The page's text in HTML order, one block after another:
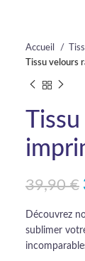
Accueil
Tissu
39,90€
Le prix initial
Le prix
Découvrez
sublimer